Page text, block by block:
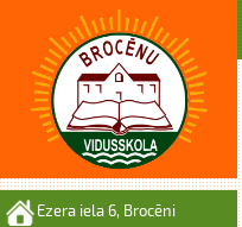
Ezera iela 6, Brocēni